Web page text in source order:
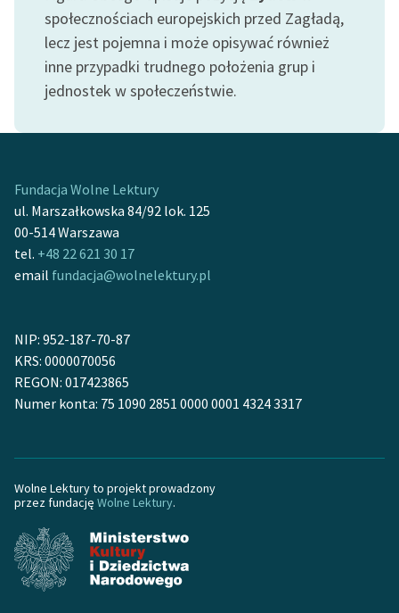
społecznościach europejskich przed Zagładą,
lecz jest pojemna i może opisywać również
inne przypadki trudnego położenia grup i
jednostek w społeczeństwie.
Fundacja Wolne Lektury
ul. Marszałkowska 84/92 lok. 125
00-514 Warszawa
tel. +48 22 621 30 17
email fundacja@wolnelektury.pl
NIP: 952-187-70-87
KRS: 0000070056
REGON: 017423865
Numer konta: 75 1090 2851 0000 0001 4324 3317
Wolne Lektury to projekt prowadzony
przez fundację Wolne Lektury.